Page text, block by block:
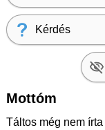
Kérdés
Mottóm
Táltos még nem